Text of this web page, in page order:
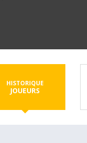
HISTORIQUE
JOUEURS